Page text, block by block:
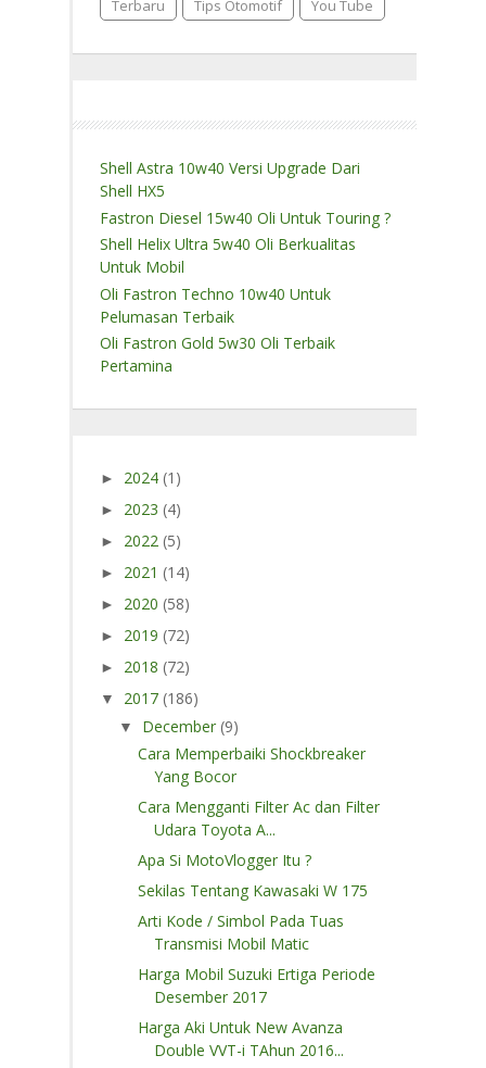
Terbaru Tips Otomotif You Tube
Shell Astra 10w40 Versi Upgrade Dari
Shell HX5
Fastron Diesel 15w40 Oli Untuk Touring ?
Shell Helix Ultra 5w40 Oli Berkualitas
Untuk Mobil
Oli Fastron Techno 10w40 Untuk
Pelumasan Terbaik
Oli Fastron Gold 5w30 Oli Terbaik
Pertamina
► 2024 (1)
► 2023 (4)
► 2022 (5)
► 2021 (14)
► 2020 (58)
► 2019 (72)
► 2018 (72)
▼ 2017 (186)
▼ December (9)
Cara Memperbaiki Shockbreaker
Yang Bocor
Cara Mengganti Filter Ac dan Filter
Udara Toyota A...
Apa Si MotoVlogger Itu ?
Sekilas Tentang Kawasaki W 175
Arti Kode / Simbol Pada Tuas
Transmisi Mobil Matic
Harga Mobil Suzuki Ertiga Periode
Desember 2017
Harga Aki Untuk New Avanza
Double VVT-i TAhun 2016...